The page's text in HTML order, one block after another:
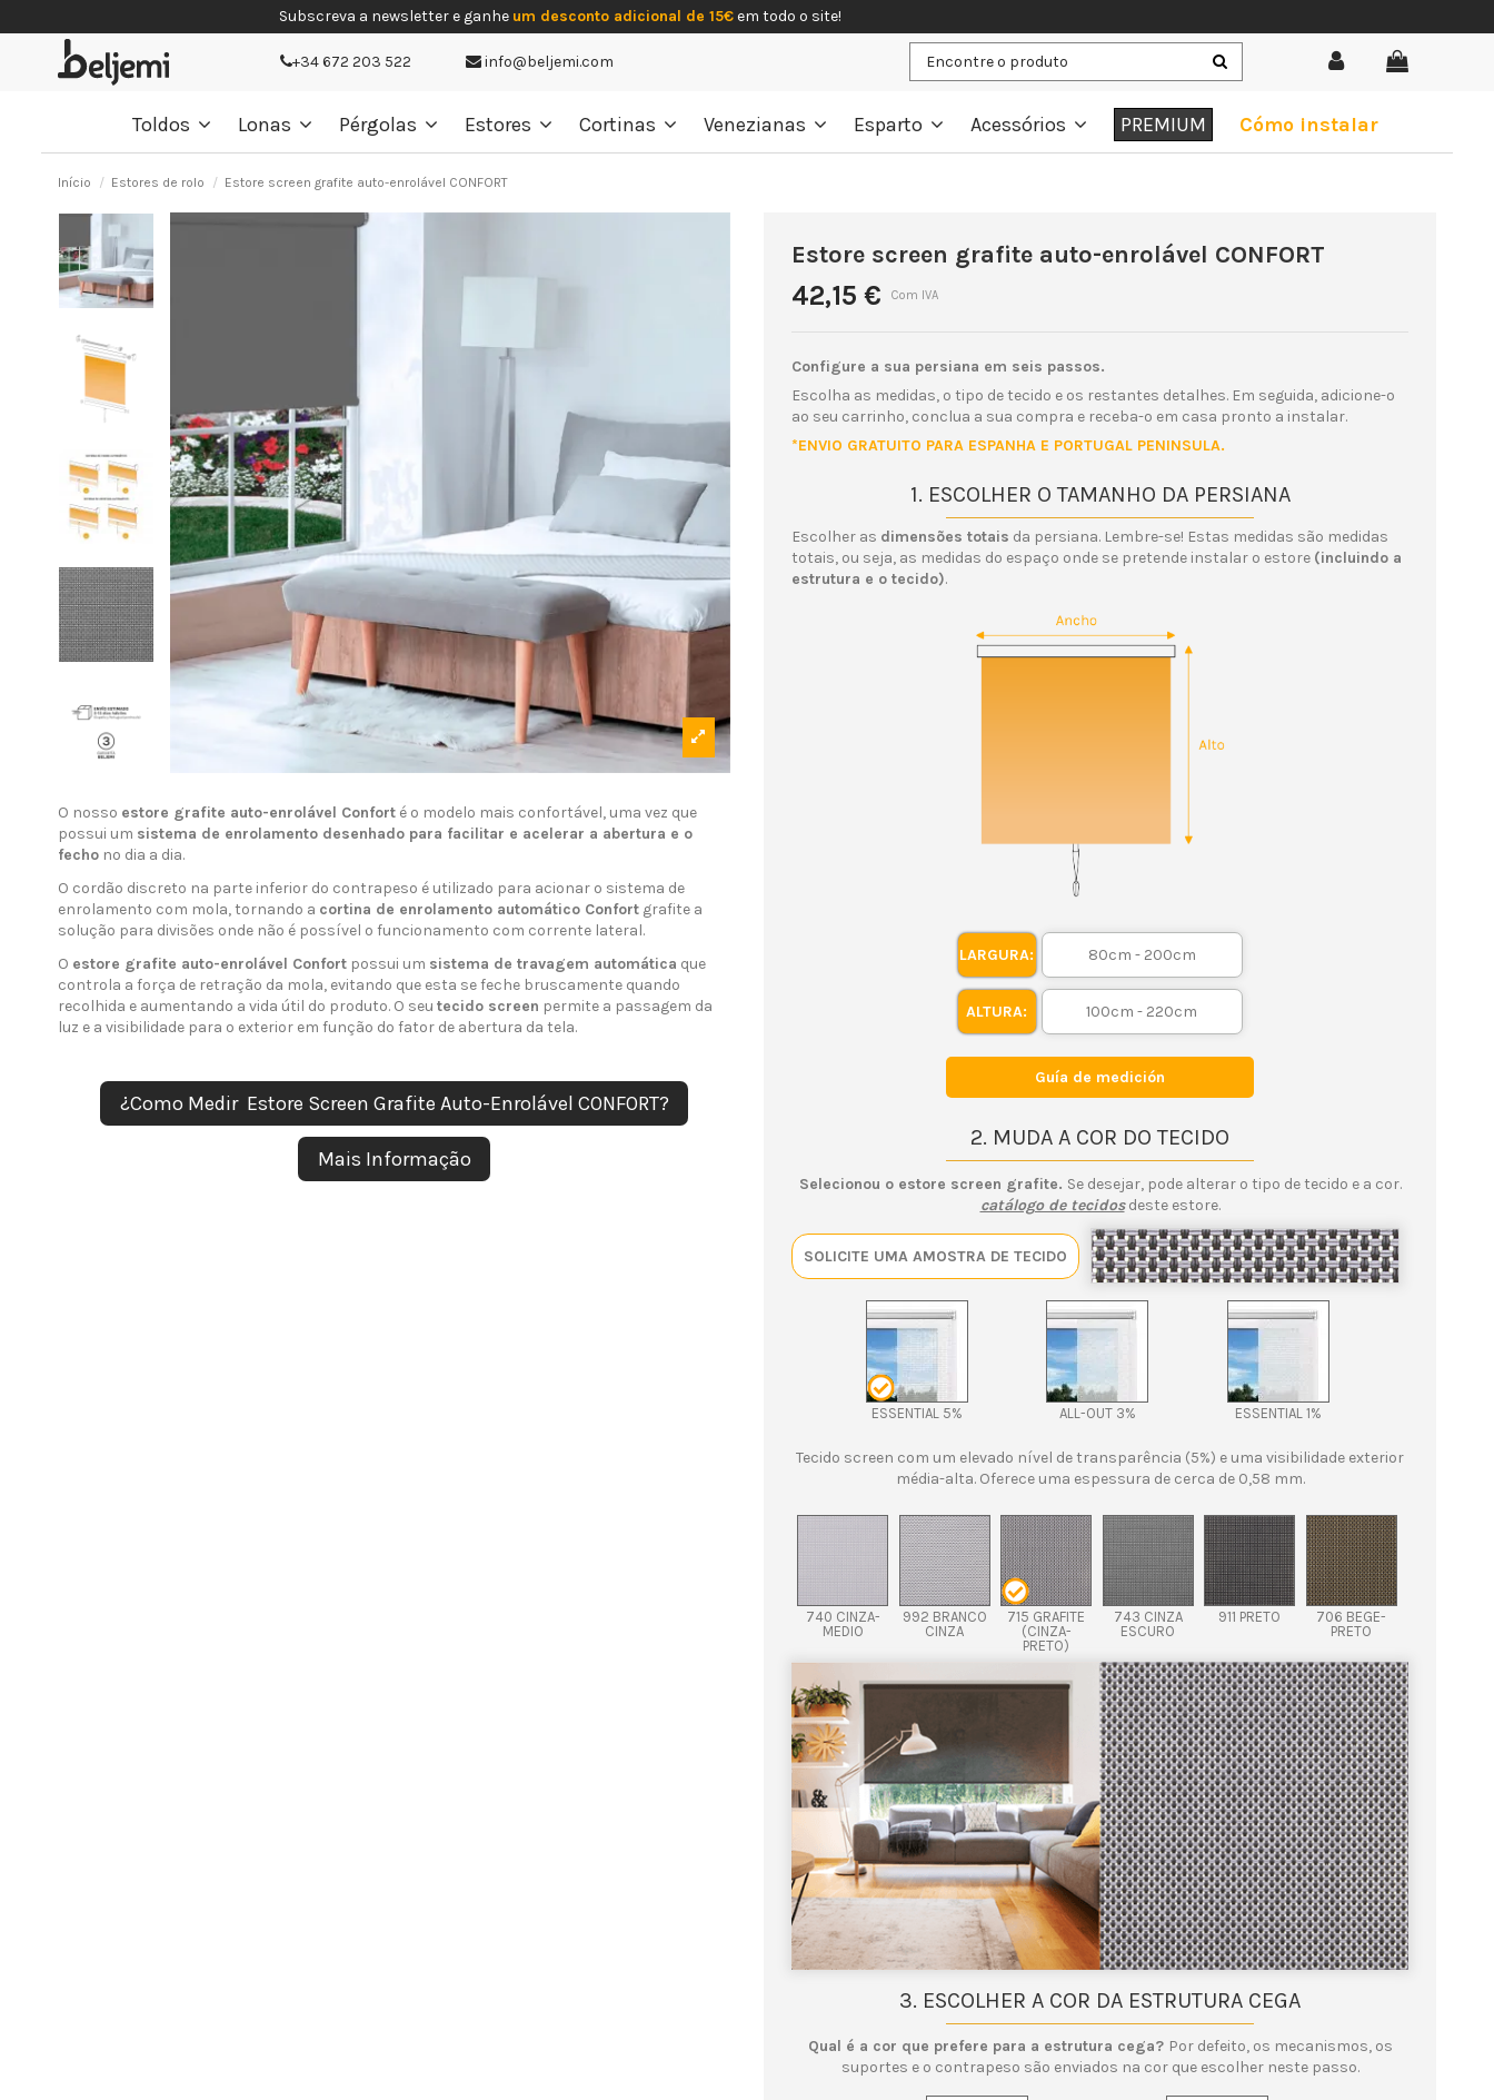
Subscreva a newsletter e ganhe um desconto adicional de 15€em todo o site!
+34 672 203 522 info@beljemi.com
Toldos Lonas Pérgolas Estores Cortinas Venezianas Esparto Acessórios PREMIUM Cómo instalar
Início Estores de rolo Estore screen grafite auto-enrolável CONFORT
O nosso estore grafite auto-enrolável Confort é o modelo mais confortável, uma vez que
possui um sistema de enrolamento desenhado para facilitar e acelerar a abertura e o
fecho no dia a dia.
O cordão discreto na parte inferior do contrapeso é utilizado para acionar o sistema de
enrolamento com mola, tornando a cortina de enrolamento automático Confort grafite a
solução para divisões onde não é possível o funcionamento com corrente lateral.
O estore grafite auto-enrolável Confort possui um sistema de travagem automática que
controla a força de retração da mola, evitando que esta se feche bruscamente quando
recolhida e aumentando a vida útil do produto. O seu tecido screen permite a passagem da
luz e a visibilidade para o exterior em função do fator de abertura da tela.
Estore screen grafite auto-enrolável CONFORT
42,15 € Com IVA
Configure a sua persiana em seis passos.
Escolha as medidas, o tipo de tecido e os restantes detalhes. Em seguida, adicione-o
ao seu carrinho, conclua a sua compra e receba-o em casa pronto a instalar.
*ENVIO GRATUITO PARA ESPANHA E PORTUGAL PENINSULA.
1. ESCOLHER O TAMANHO DA PERSIANA
Escolher as dimensões totais da persiana. Lembre-se! Estas medidas são medidas
totais, ou seja, as medidas do espaço onde se pretende instalar o estore (incluindo a
estrutura e o tecido).
LARGURA:
ALTURA:
Guía de medición
2. MUDA A COR DO TECIDO
Selecionou o estore screen grafite. Se desejar, pode alterar o tipo de tecido e a cor.
catálogo de tecidosdeste estore.
SOLICITE UMA AMOSTRA DE TECIDO
ESSENTIAL 5% ALL-OUT 3% ESSENTIAL 1%
Tecido screen com um elevado nível de transparência (5%) e uma visibilidade exterior
média-alta. Oferece uma espessura de cerca de 0,58 mm.
740 CINZA-
MEDIO
992 BRANCO
CINZA
715 GRAFITE
(CINZA-
PRETO)
743 CINZA
ESCURO
911 PRETO
706 BEGE-
PRETO
3. ESCOLHER A COR DA ESTRUTURA CEGA
Qual é a cor que prefere para a estrutura cega? Por defeito, os mecanismos, os
suportes e o contrapeso são enviados na cor que escolher neste passo.